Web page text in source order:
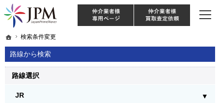
ホーム
検索条件変更
路線から検索
東京・神奈川・埼玉・千葉のリノベーション住宅や中古マンションを手がける会
【物件買取強化中！】リノベーション住宅・不動産・中古マンションならJPM
路線選択
JR
ホーム
検索条件変更